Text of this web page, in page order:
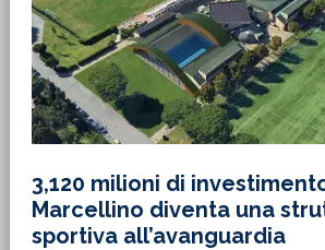
3,120 milioni di
Marcellino diventa una
sportiva all’avanguardia